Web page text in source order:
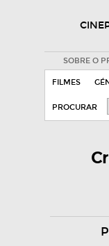
SOBRE O
FILMES
PROCURAR